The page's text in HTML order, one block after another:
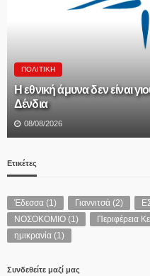
ΠΟΛΙΤΙΚΉ
Η εθνική άμυνα δεν είναι
Δένδια
08/08/2026
Ετικέτες
Έδεσσα (1) Γιαννιτσά (2)
ΝΟΣΟΚΟΜΙΟ (1) Περιφέρεια
ημικρανία (1)
Συνδεθείτε μαζί μας